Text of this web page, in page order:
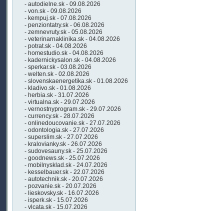
- autodielne.sk - 09.08.2026
- von.sk - 09.08.2026
- kempuj.sk - 07.08.2026
- penziontatry.sk - 06.08.2026
- zemnevruty.sk - 05.08.2026
- veterinarnaklinika.sk - 04.08.2026
- potrat.sk - 04.08.2026
- homestudio.sk - 04.08.2026
- kadernickysalon.sk - 04.08.2026
- sperkar.sk - 03.08.2026
- welten.sk - 02.08.2026
- slovenskaenergetika.sk - 01.08.2026
- kladivo.sk - 01.08.2026
- herbia.sk - 31.07.2026
- virtualna.sk - 29.07.2026
- vernostnyprogram.sk - 29.07.2026
- currency.sk - 28.07.2026
- onlinedoucovanie.sk - 27.07.2026
- odontologia.sk - 27.07.2026
- superslim.sk - 27.07.2026
- kralovianky.sk - 26.07.2026
- sudovesauny.sk - 25.07.2026
- goodnews.sk - 25.07.2026
- mobilnysklad.sk - 24.07.2026
- kesselbauer.sk - 22.07.2026
- autotechnik.sk - 20.07.2026
- pozvanie.sk - 20.07.2026
- lieskovsky.sk - 16.07.2026
- isperk.sk - 15.07.2026
- vlcata.sk - 15.07.2026